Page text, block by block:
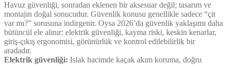
Havuz güvenliği, sonradan eklenen bir aksesuar değil; tasarım ve
montajın doğal sonucudur. Güvenlik konusu genellikle sadece “çit
var mı?” sorusuna indirgenir. Oysa 2026’da güvenlik yaklaşımı daha
bütüncül ele alınır: elektrik güvenliği, kayma riski, keskin kenarlar,
giriş-çıkış ergonomisi, görünürlük ve kontrol edilebilirlik bir
aradadır.
Elektrik güvenliği: Islak hacimde kaçak akım koruma, doğru